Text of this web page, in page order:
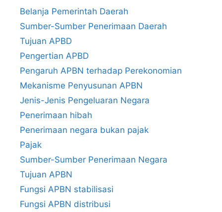
Belanja Pemerintah Daerah
Sumber-Sumber Penerimaan Daerah
Tujuan APBD
Pengertian APBD
Pengaruh APBN terhadap Perekonomian
Mekanisme Penyusunan APBN
Jenis-Jenis Pengeluaran Negara
Penerimaan hibah
Penerimaan negara bukan pajak
Pajak
Sumber-Sumber Penerimaan Negara
Tujuan APBN
Fungsi APBN stabilisasi
Fungsi APBN distribusi